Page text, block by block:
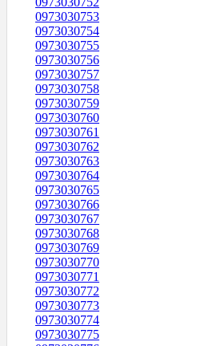
0973030753
0973030754
0973030755
0973030756
0973030757
0973030758
0973030759
0973030760
0973030761
0973030762
0973030763
0973030764
0973030765
0973030766
0973030767
0973030768
0973030769
0973030770
0973030771
0973030772
0973030773
0973030774
0973030775